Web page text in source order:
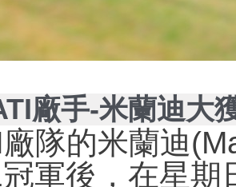
廠手-米蘭迪大
隊的米蘭迪
軍後，在星